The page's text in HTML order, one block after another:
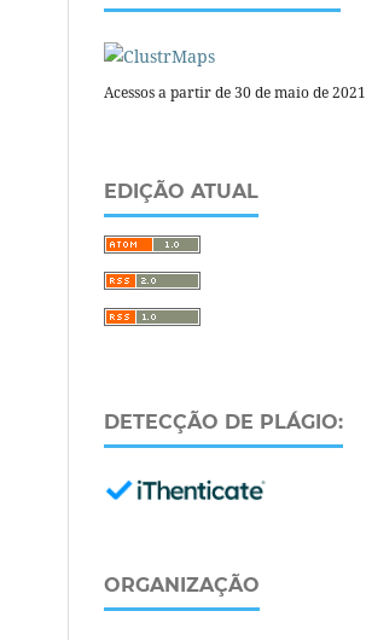
Acessos a partir de 30 de maio de 2021
EDIÇÃO ATUAL
DETECÇÃO DE PLÁGIO:
ORGANIZAÇÃO